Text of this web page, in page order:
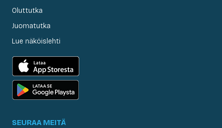
Oluttutka
Juomatutka
Lue näköislehti
SEURAA MEITÄ